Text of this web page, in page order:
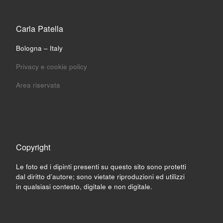
Carla Patella
Bologna – Italy
Privacy e cookie policy
Area riservata
Copyright
Le foto ed i dipinti presenti su questo sito sono protetti
dal diritto d’autore; sono vietate riproduzioni ed utilizzi
in qualsiasi contesto, digitale e non digitale.